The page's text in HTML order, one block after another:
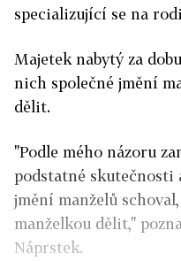
specializující se na
Majetek nabytý za
nich společné jmění
dělit.
"Podle mého názoru
podstatné skutečnosti
jmění manželů
manželkou dělit,"
Náprstek.